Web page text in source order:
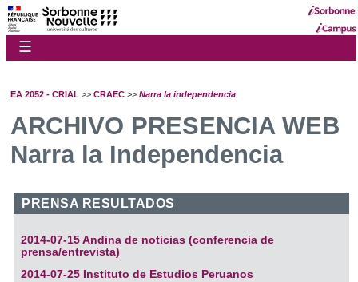
☰
EA 2052 - CRIAL >> CRAEC >> Narra la independencia
ARCHIVO PRESENCIA WEB
Narra la Independencia
PRENSA RESULTADOS
2014-07-15 Andina de noticias (conferencia de
prensa/entrevista)
2014-07-25 Instituto de Estudios Peruanos